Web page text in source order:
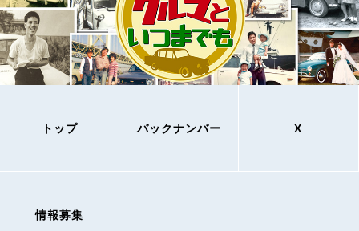
トップ バックナンバー X
情報募集